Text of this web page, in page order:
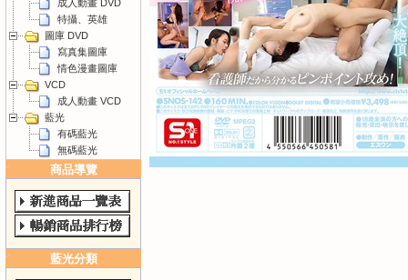
成人動畫 DVD
特攝、英雄
圖庫 DVD
寫真集圖庫
情色漫畫圖庫
VCD
成人動畫 VCD
藍光
有碼藍光
無碼藍光
商品導覽
藍光分類